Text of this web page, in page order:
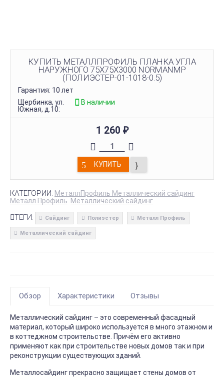
КУПИТЬ МЕТАЛЛПРОФИЛЬ ПЛАНКА УГЛА
НАРУЖНОГО 75Х75Х3000 NORMANMP
(ПОЛИЭСТЕР-01-1018-0.5)
Гарантия: 10 лет
Щербинка, ул.
Южная, д.10:
В наличии
1 260 ₽
КУПИТЬ
КАТЕГОРИИ: МеталлПрофиль Металлический сайдинг
Металл Профиль Металлический сайдинг
ТЕГИ: Сайдинг Полиэстер Металл Профиль
Металлический сайдинг
Обзор Характеристики Отзывы
Металлический сайдинг – это современный фасадный
материал, который широко используется в много этажном и
в коттеджном строительстве. Причём его активно
применяют как при строительстве новых домов так и при
реконструкции существующих зданий.
Металлосайдинг прекрасно защищает стены домов от